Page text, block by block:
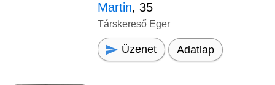
Martin, 35
Társkereső Eger
Üzenet Adatlap